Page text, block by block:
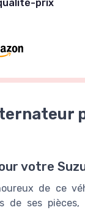
prix
votre
de ce
de ses